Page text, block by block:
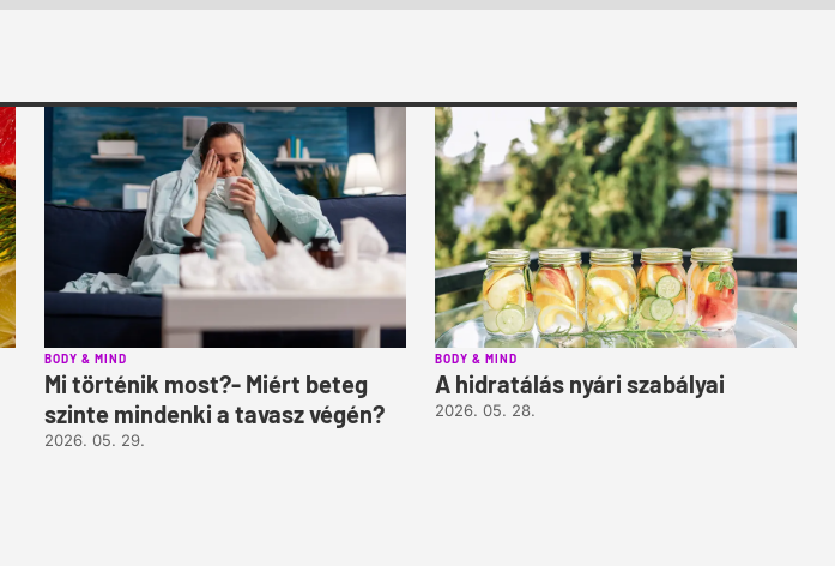
BODY & MIND
Mi történik most?- Miért beteg
szinte mindenki a tavasz végén?
2026. 05. 29.
BODY & MIND
A hidratálás nyári szabályai
2026. 05. 28.